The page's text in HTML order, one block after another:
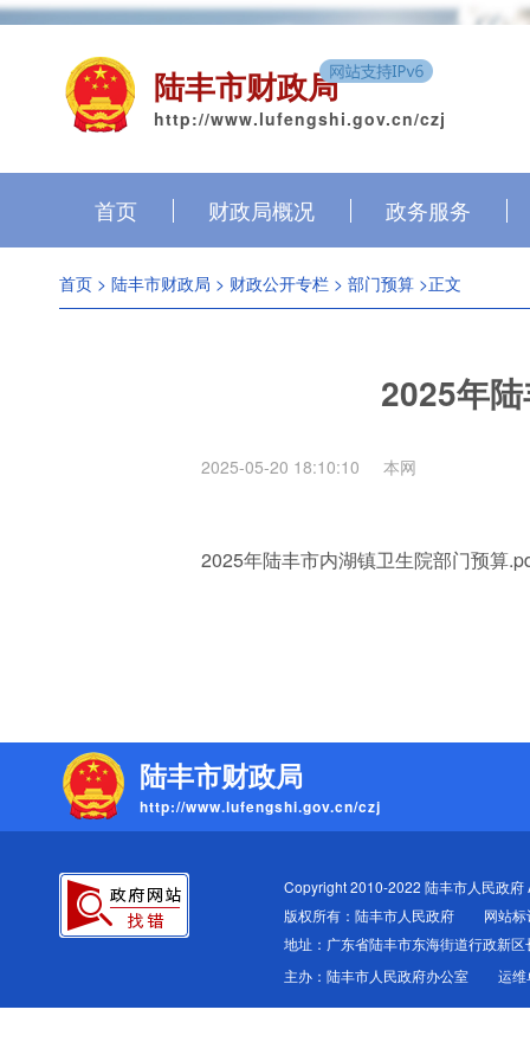
陆丰市财政局
http://www.lufengshi.gov.cn/czj
首页 财政局概况 政务服务
首页 > 陆丰市财政局 > 财政公开专栏 > 部门预算 >正文
2025年
2025-05-20 18:10:10 本网
2025年陆丰市内湖镇卫生院部门预算
陆丰市财政局
http://www.lufengshi.gov.cn/czj
Copyright 2010-2022 陆丰市人民政
版权所有：陆丰市人民政府
网站
地址：广东省陆丰市东海街道行政新
主办：陆丰市人民政府办公室
运维